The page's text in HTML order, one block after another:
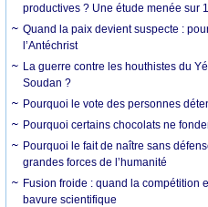
productives ? Une étude menée sur
Quand la paix devient suspecte :
l’Antéchrist
La guerre contre les houthistes du
Soudan ?
Pourquoi le vote des personnes
Pourquoi certains chocolats ne
Pourquoi le fait de naître sans
grandes forces de l’humanité
Fusion froide : quand la compétition
bavure scientifique